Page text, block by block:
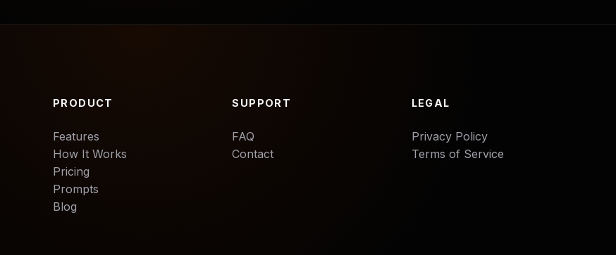
PRODUCT
Features
How It Works
Pricing
Prompts
Blog
SUPPORT
FAQ
Contact
LEGAL
Privacy Policy
Terms of Service